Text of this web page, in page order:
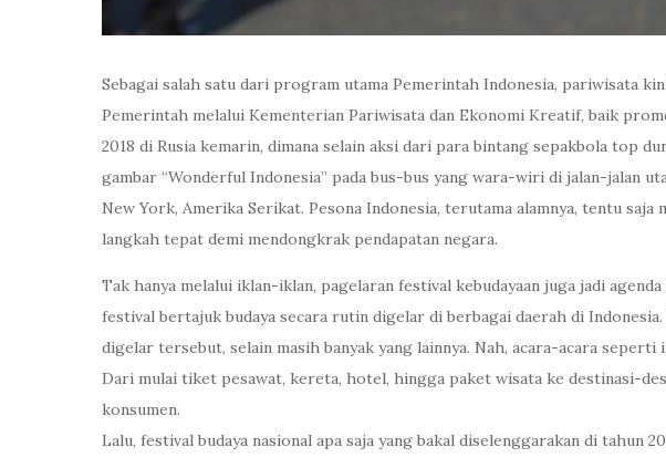
Sebagai salah satu dari program utama Pemerintah Indonesia, pariwisata
Pemerintah melalui Kementerian Pariwisata dan Ekonomi Kreatif, baik
2018 di Rusia kemarin, dimana selain aksi dari para bintang sepakbola top
gambar “Wonderful Indonesia” pada bus-bus yang wara-wiri di jalan-jalan
New York, Amerika Serikat. Pesona Indonesia, terutama alamnya, tentu
langkah tepat demi mendongkrak pendapatan negara.
Tak hanya melalui iklan-iklan, pagelaran festival kebudayaan juga jadi
festival bertajuk budaya secara rutin digelar di berbagai daerah di
digelar tersebut, selain masih banyak yang lainnya. Nah, acara-acara
Dari mulai tiket pesawat, kereta, hotel, hingga paket wisata ke destinasi-
konsumen.
Lalu, festival budaya nasional apa saja yang bakal diselenggarakan di tahun